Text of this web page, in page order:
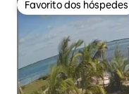
Favorito dos hóspedes
Favorito dos hóspedes